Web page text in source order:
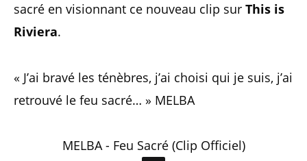
sacré en visionnant ce nouveau clip sur This is
Riviera.
« J’ai bravé les ténèbres, j’ai choisi qui je suis, j’ai
retrouvé le feu sacré… » MELBA
MELBA - Feu Sacré (Clip Officiel)